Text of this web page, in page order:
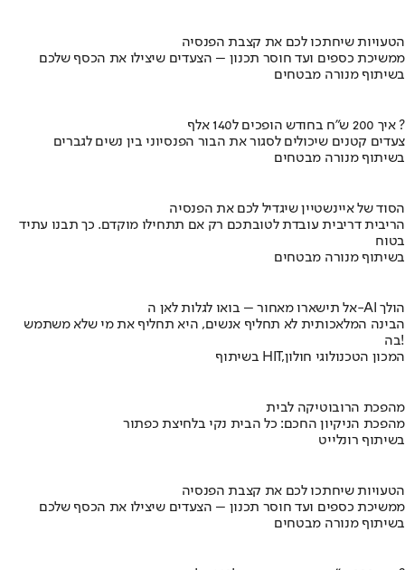
הטעויות שיחתכו לכם את קצבת הפנסיה
ממשיכת כספים ועד חוסר תכנון – הצעדים שיצילו את הכסף שלכם
בשיתוף מנורה מבטחים
איך 200 ש"ח בחודש הופכים ל140 אלף ?
צעדים קטנים שיכולים לסגור את הבור הפנסיוני בין נשים לגברים
בשיתוף מנורה מבטחים
הסוד של איינשטיין שיגדיל לכם את הפנסיה
הריבית דריבית עובדת לטובתכם רק אם תתחילו מוקדם. כך תבנו עתיד
בטוח
בשיתוף מנורה מבטחים
אל תישארו מאחור – בואו לגלות לאן ה-AI הולך
הבינה המלאכותית לא תחליף אנשים, היא תחליף את מי שלא משתמש
בה!
בשיתוף HIT,המכון הטכנולוגי חולון
מהפכת הרובוטיקה לבית
מהפכת הניקיון החכם: כל הבית נקי בלחיצת כפתור
בשיתוף רונלייט
הטעויות שיחתכו לכם את קצבת הפנסיה
ממשיכת כספים ועד חוסר תכנון – הצעדים שיצילו את הכסף שלכם
בשיתוף מנורה מבטחים